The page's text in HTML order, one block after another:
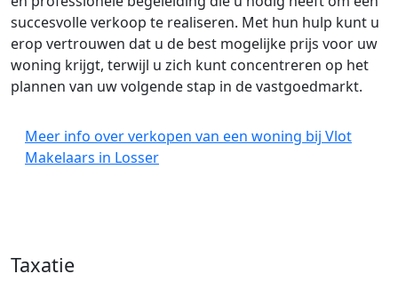
succesvolle verkoop te realiseren. Met hun hulp kunt u
erop vertrouwen dat u de best mogelijke prijs voor uw
woning krijgt, terwijl u zich kunt concentreren op het
plannen van uw volgende stap in de vastgoedmarkt.
Meer info over verkopen van een woning bij Vlot
Makelaars in Losser
Taxatie